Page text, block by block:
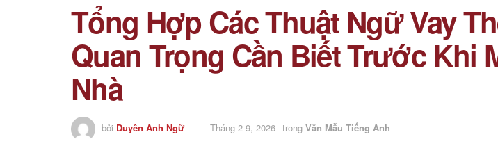
Tổng Hợp Các Thuật Ngữ Vay
Quan Trọng Cần Biết Trước Khi
Nhà
bởi Duyên Anh Ngữ Tháng 2 9, 2026 trong Văn Mẫu Tiếng Anh